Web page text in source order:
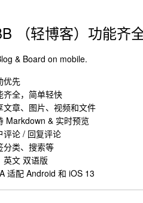
（轻博客）功能齐
& Board on mobile.
优先
齐全，简单轻快
文章、图片、视频和文件
Markdown & 实时预览
评论 / 回复评论
分类、搜索等
英文 双语版
适配 Android 和 iOS 13